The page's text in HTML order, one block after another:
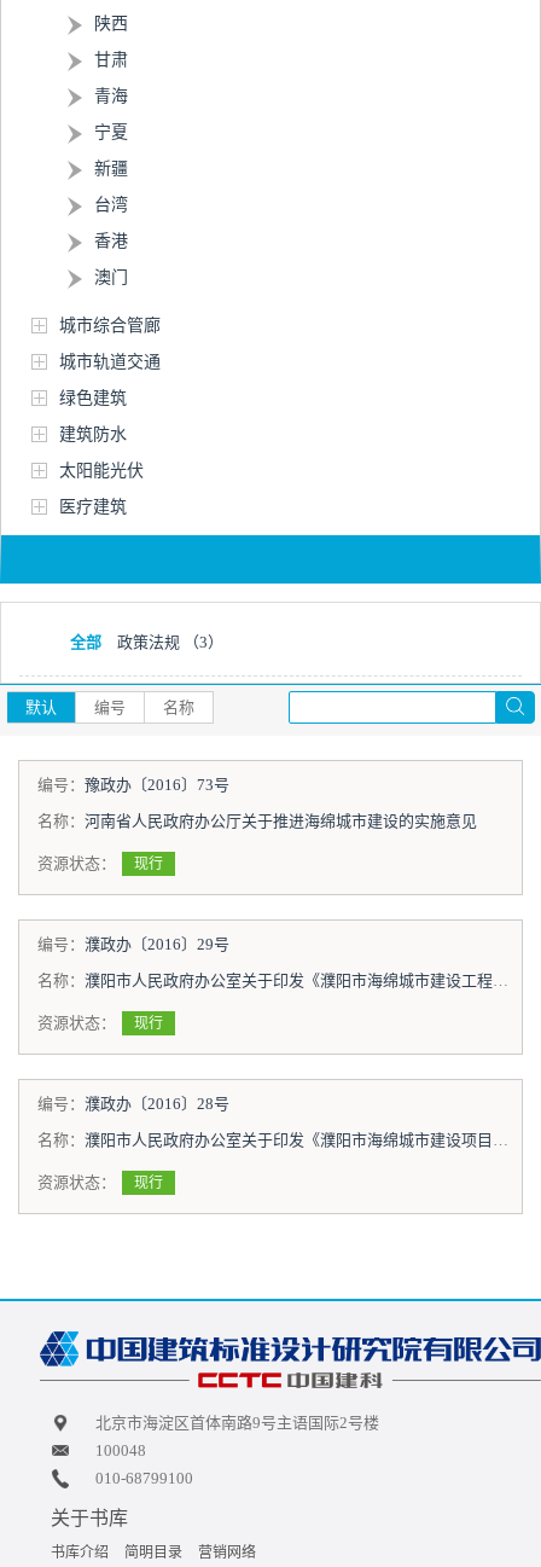
陕西
甘肃
青海
宁夏
新疆
台湾
香港
澳门
城市综合管廊
城市轨道交通
绿色建筑
建筑防水
太阳能光伏
医疗建筑
全部 政策法规 （3）
默认 编号 名称
编号： 豫政办〔2016〕73号
名称： 河南省人民政府办公厅关于推进海绵城市建设的实施意见
资源状态： 现行
编号： 濮政办〔2016〕29号
名称： 濮阳市人民政府办公室关于印发《濮阳市海绵城市建设工程管理规定（试行）》的通知
资源状态： 现行
编号： 濮政办〔2016〕28号
名称： 濮阳市人民政府办公室关于印发《濮阳市海绵城市建设项目规划建设管理办法（试行）》的通知
资源状态： 现行
北京市海淀区首体南路9号主语国际2号楼
100048
010-68799100
关于书库
书库介绍 简明目录 营销网络